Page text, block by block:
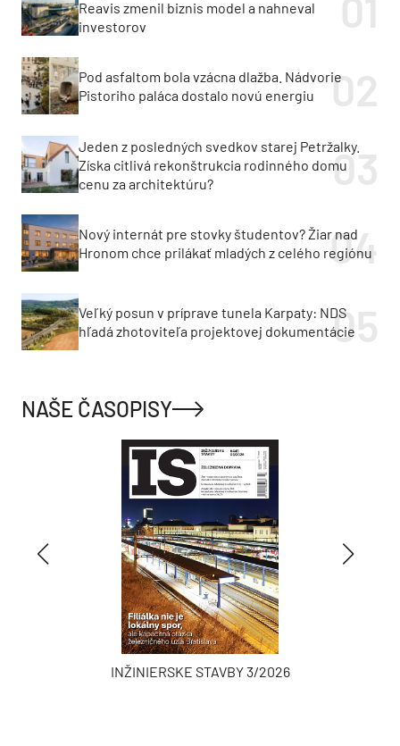
Reavis zmenil biznis model a nahneval
investorov
Pod asfaltom bola vzácna dlažba. Nádvorie
Pistoriho paláca dostalo novú energiu
Jeden z posledných svedkov starej Petržalky.
Získa citlivá rekonštrukcia rodinného domu
cenu za architektúru?
Nový internát pre stovky študentov? Žiar nad
Hronom chce prilákať mladých z celého regiónu
Veľký posun v príprave tunela Karpaty: NDS
hľadá zhotoviteľa projektovej dokumentácie
NAŠE ČASOPISY
INŽINIERSKE STAVBY 3/2026